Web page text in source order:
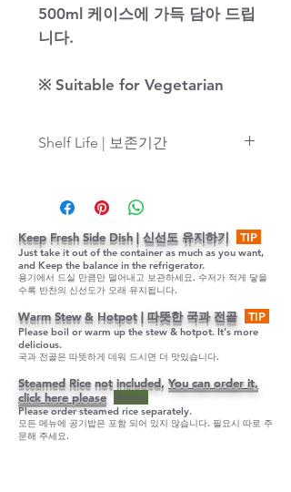
500ml 케이스에 가득 담아 드립
니다.
※ Suitable for Vegetarian
Shelf Life | 보존기간
일 냉장보관
Keep Fresh Side Dish | 신선도 유지하기 TIP
Just take it out of the container as much as you want,
and Keep the balance in the refrigerator.
용기에서 드실 만큼만 덜어내고 보관하세요. 수저가 적게 닿을
수록 반찬의 신선도가 오래 유지됩니다.
Warm Stew & Hotpot | 따뜻한 국과 전골 TIP
Please boil or warm up the stew & hotpot. It's more
delicious.
국과 전골은 따뜻하게 데워 드시면 더 맛있습니다.
Steamed Rice not included, You can order it,
click here please
Note
Please order steamed rice separately.
모든 메뉴에 공기밥은 포함 되어 있지 않습니다. 필요시 따로 주
문해 주세요.